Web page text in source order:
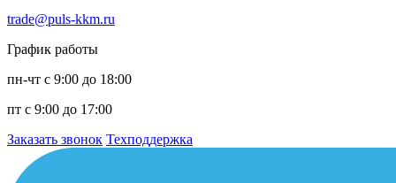
trade@puls-kkm.ru
График работы
пн-чт с 9:00 до 18:00
пт с 9:00 до 17:00
Заказать звонок Техподдержка